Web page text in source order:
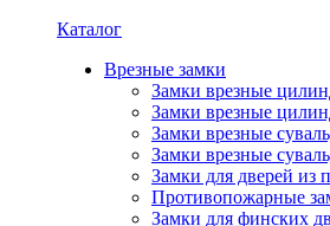
Каталог
Врезные замки
Замки врезные
Замки врезные
Замки врезные
Замки врезные
Замки для дверей из
Противопожарные
Замки для финских